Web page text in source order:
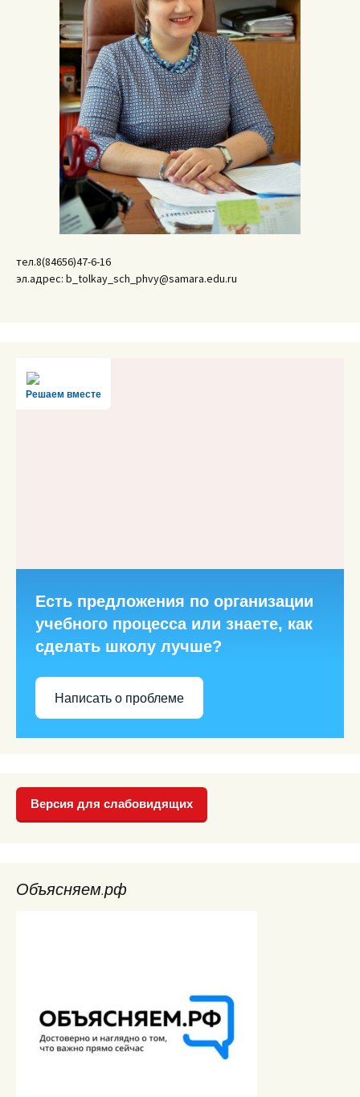
тел.8(84656)47-6-16
эл.адрес: b_tolkay_sch_phvy@samara.edu.ru
Решаем вместе
Есть предложения по организации
учебного процесса или знаете, как
сделать школу лучше?
Написать о проблеме
Версия для слабовидящих
Объясняем.рф